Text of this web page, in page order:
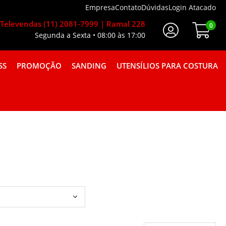
EmpresaContatoDúvidasLogin Atacado
PROMOÇÃO SANDING UTENSÍLIOS PARA COSTURA
Televendas (11) 2081-7999 | Ramal 228
Segunda a Sexta • 08:00 às 17:00
0